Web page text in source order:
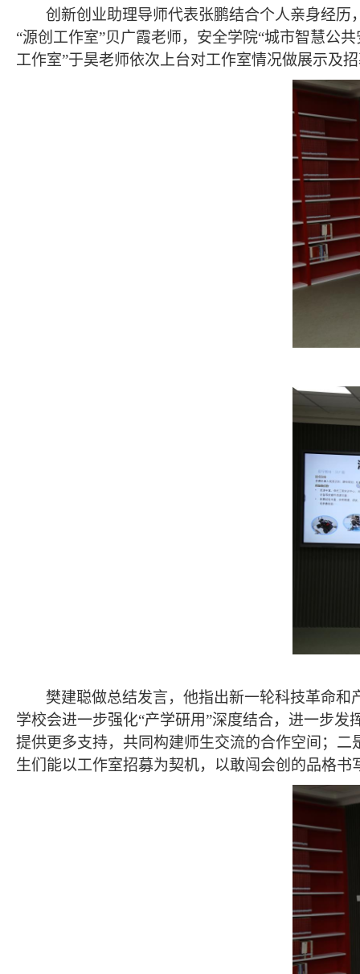
创新创业助理导师代表张鹏结合个人亲身经历
“源创工作室”贝广霞老师， 安全学院“城市智慧公
工作室”于昊老师依次上台对工作室情况做展示及
樊建聪做总结发言， 他指出新一轮科技革命和
学校会进一步强化“产学研用”深度结合，进一步
提供更多支持，共同构建师生交流的合作空间；
生们能以工作室招募为契机，以敢闯会创的品格